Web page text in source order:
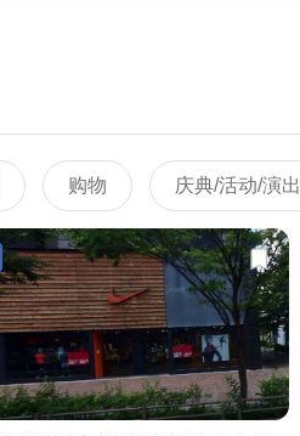
购物 庆典/活动/演出